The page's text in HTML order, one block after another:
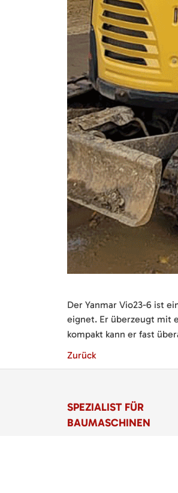
Der Yanmar Vio23-6 ist
eignet. Er überzeugt mit
kompakt kann er fast
Zurück
SPEZIALIST FÜR
BAUMASCHINEN